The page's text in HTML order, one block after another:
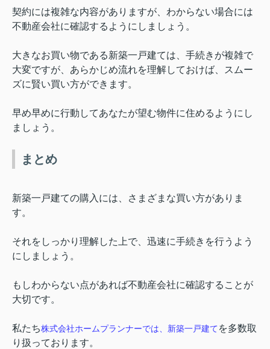
契約には複雑な内容がありますが、わからない場合には
不動産会社に確認するようにしましょう。
大きなお買い物である新築一戸建ては、手続きが複雑で
大変ですが、あらかじめ流れを理解しておけば、スムー
ズに賢い買い方ができます。
早め早めに行動してあなたが望む物件に住めるようにし
ましょう。
まとめ
新築一戸建ての購入には、さまざまな買い方がありま
す。
それをしっかり理解した上で、迅速に手続きを行うよう
にしましょう。
もしわからない点があれば不動産会社に確認することが
大切です。
私たち株式会社ホームプランナーでは、新築一戸建てを多数取
り扱っております。